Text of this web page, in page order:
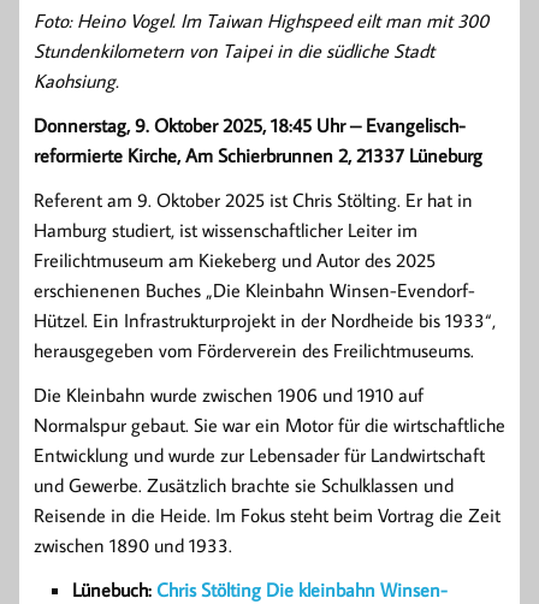
Foto: Heino Vogel. Im Taiwan Highspeed eilt man mit 300
Stundenkilometern von Taipei in die südliche Stadt
Kaohsiung.
Donnerstag, 9. Oktober 2025, 18:45 Uhr – Evangelisch-
reformierte Kirche, Am Schierbrunnen 2, 21337 Lüneburg
Referent am 9. Oktober 2025 ist Chris Stölting. Er hat in
Hamburg studiert, ist wissenschaftlicher Leiter im
Freilichtmuseum am Kiekeberg und Autor des 2025
erschienenen Buches „Die Kleinbahn Winsen-Evendorf-
Hützel. Ein Infrastrukturprojekt in der Nordheide bis 1933“,
herausgegeben vom Förderverein des Freilichtmuseums.
Die Kleinbahn wurde zwischen 1906 und 1910 auf
Normalspur gebaut. Sie war ein Motor für die wirtschaftliche
Entwicklung und wurde zur Lebensader für Landwirtschaft
und Gewerbe. Zusätzlich brachte sie Schulklassen und
Reisende in die Heide. Im Fokus steht beim Vortrag die Zeit
zwischen 1890 und 1933.
Lünebuch: Chris Stölting Die kleinbahn Winsen-